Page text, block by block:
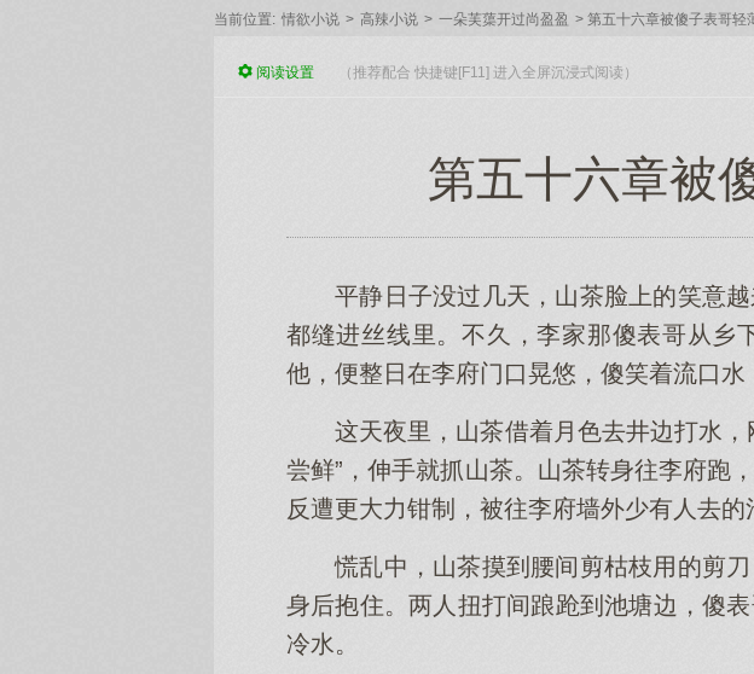
当前位置: 情欲小说 > 高辣小说 > 一朵芙蕖开过尚盈盈 > 第五十六章被傻子表哥轻
阅读设置 （推荐配合 快捷键[F11] 进入全屏沉浸式阅读）
第五十六章被
平静日子没过几天，山茶脸上的笑意
都缝进丝线里。不久，李家那傻表哥从乡
他，便整日在李府门口晃悠，傻笑着流口水
这天夜里，山茶借着月色去井边打水
尝鲜”，伸手就抓山茶。山茶转身往李府跑
反遭更大力钳制，被往李府墙外少有人去的
慌乱中，山茶摸到腰间剪枯枝用的剪
身后抱住。两人扭打间踉跄到池塘边，傻
冷水。